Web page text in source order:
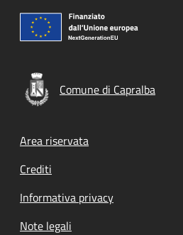
Comune di Capralba
Footer menu
Area riservata
Crediti
Informativa privacy
Note legali